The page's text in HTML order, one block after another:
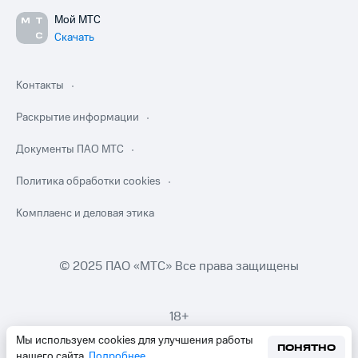
Мы используем cookies для улучшения работы
ПОНЯТНО
Мой МТС
Скачать
Контакты
Раскрытие информации
Документы ПАО МТС
Политика обработки cookies
Комплаенс и деловая этика
© 2025 ПАО «МТС» Все права защищены
18+